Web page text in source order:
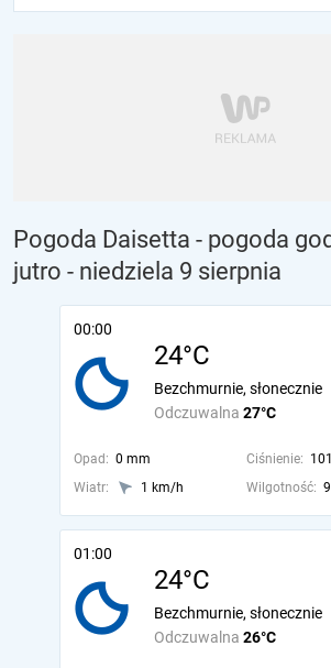
Pogoda Daisetta - pogoda
jutro - niedziela 9 sierpnia
00:00
24°C
Odczuwalna 27°C
Bezchmurnie, słonecznie
Opad: 0 mm Ciśnienie:
Wiatr:
1 km/h Wilgotność:
01:00
24°C
Odczuwalna 26°C
Bezchmurnie, słonecznie